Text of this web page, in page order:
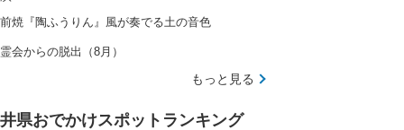
焼『陶ふうりん』風が奏でる土の音色
会からの脱出（8月）
もっと見る
県おでかけスポットランキング